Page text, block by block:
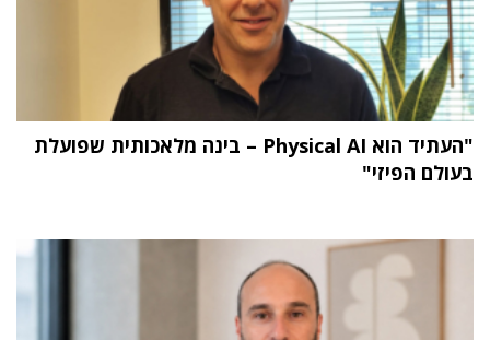
"העתיד הוא Physical AI – בינה מלאכותית שפועלת
בעולם הפיזי"